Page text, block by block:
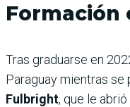
Formación
Tras graduarse en
Paraguay mientras se
Fulbright, que le